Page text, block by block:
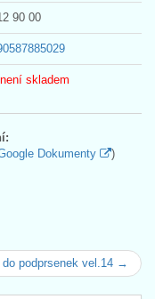
90 00
není skladem
Dokumenty )
podprsenek vel.14 →